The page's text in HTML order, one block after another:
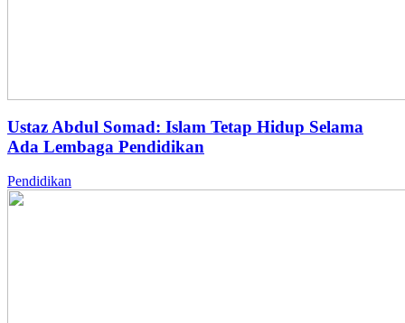
Ustaz Abdul Somad: Islam Tetap Hidup Selama
Ada Lembaga Pendidikan
Pendidikan